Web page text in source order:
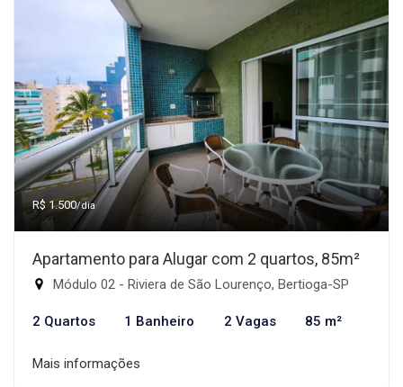
R$ 1.500/dia
Apartamento para Alugar com 2 quartos, 85m²
Módulo 02 - Riviera de São Lourenço, Bertioga-SP
2 Quartos 1 Banheiro 2 Vagas 85 m²
Mais informações